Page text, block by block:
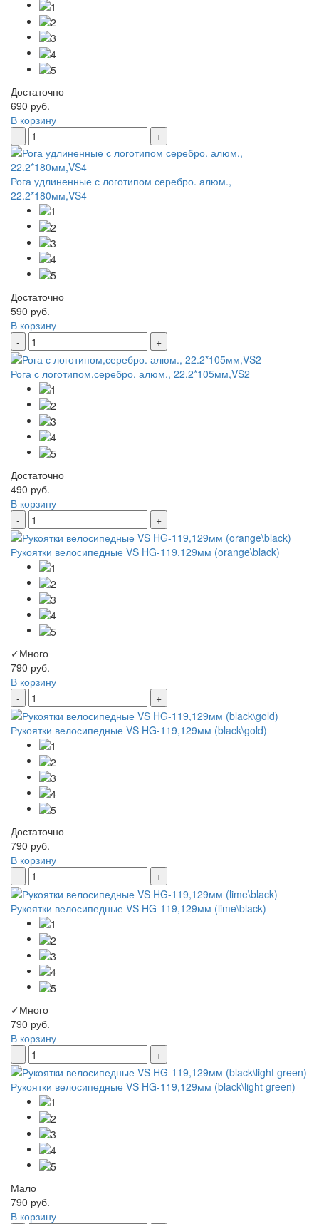
Достаточно
690 руб.
В корзину
-
+
Рога удлиненные с логотипом серебро. алюм.,
22.2*180мм,VS4
Достаточно
590 руб.
В корзину
-
+
Рога с логотипом,серебро. алюм., 22.2*105мм,VS2
Достаточно
490 руб.
В корзину
-
+
Рукоятки велосипедные VS HG-119,129мм (orange\black)
✓Много
790 руб.
В корзину
-
+
Рукоятки велосипедные VS HG-119,129мм (black\gold)
Достаточно
790 руб.
В корзину
-
+
Рукоятки велосипедные VS HG-119,129мм (lime\black)
✓Много
790 руб.
В корзину
-
+
Рукоятки велосипедные VS HG-119,129мм (black\light green)
Мало
790 руб.
В корзину